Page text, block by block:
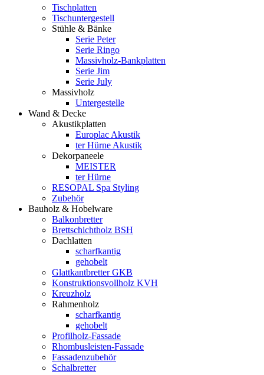
Tischplatten
Tischuntergestell
Stühle & Bänke
Serie Peter
Serie Ringo
Massivholz-Bankplatten
Serie Jim
Serie July
Massivholz
Untergestelle
Wand & Decke
Akustikplatten
Europlac Akustik
ter Hürne Akustik
Dekorpaneele
MEISTER
ter Hürne
RESOPAL Spa Styling
Zubehör
Bauholz & Hobelware
Balkonbretter
Brettschichtholz BSH
Dachlatten
scharfkantig
gehobelt
Glattkantbretter GKB
Konstruktionsvollholz KVH
Kreuzholz
Rahmenholz
scharfkantig
gehobelt
Profilholz-Fassade
Rhombusleisten-Fassade
Fassadenzubehör
Schalbretter